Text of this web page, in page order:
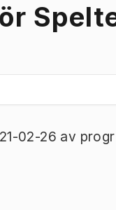
02-26 av